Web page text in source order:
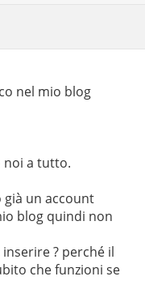
nel mio blog
noi a tutto.
un account
blog quindi non
? perché il
che funzioni se